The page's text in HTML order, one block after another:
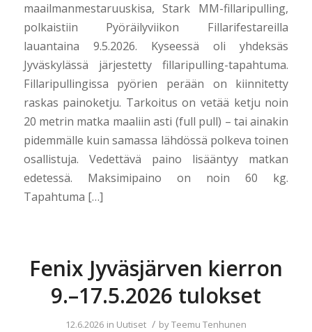
maailmanmestaruuskisa, Stark MM-fillaripulling,
polkaistiin Pyöräilyviikon Fillarifestareilla
lauantaina 9.5.2026. Kyseessä oli yhdeksäs
Jyväskylässä järjestetty fillaripulling-tapahtuma.
Fillaripullingissa pyörien perään on kiinnitetty
raskas painoketju. Tarkoitus on vetää ketju noin
20 metrin matka maaliin asti (full pull) – tai ainakin
pidemmälle kuin samassa lähdössä polkeva toinen
osallistuja. Vedettävä paino lisääntyy matkan
edetessä. Maksimipaino on noin 60 kg.
Tapahtuma […]
Fenix Jyväsjärven kierron
9.–17.5.2026 tulokset
12.6.2026 in Uutiset / byTeemu Tenhunen